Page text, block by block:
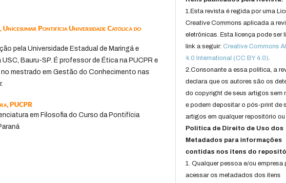
Unicesumar Pontifícia Universidade Católica do
pela Universidade Estadual de Maringá e
Bauru-SP. É professor de Ética na PUCPR e
mestrado em Gestão do Conhecimento nas
PUCPR
em Filosofia do Curso da Pontifícia
1.Esta revista é regida por uma
Creative Commons aplicada a
eletrônicas. Esta licença pode ser
link a seguir:Creative Commons
4.0 International (CC BY 4.0).
2.Consonante a essa politica, a
declara que os autores são os
do copyright de seus artigos sem
e podem depositar o pós-print de
artigos em qualquer repositório ou
Política de Direito de Uso dos
Metadados para informações
contidas nos itens do
1. Qualquer pessoa e/ou empresa
acessar os metadados dos itens